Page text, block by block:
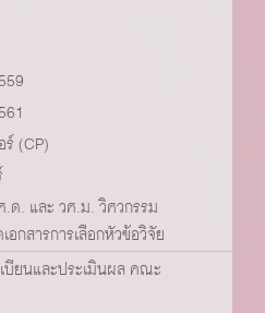
(CP)
ด. และ วศ.ม. วิศวกรรม
กสารการเลือกหัวข้อวิจัย
บียนและประเมินผล คณะ